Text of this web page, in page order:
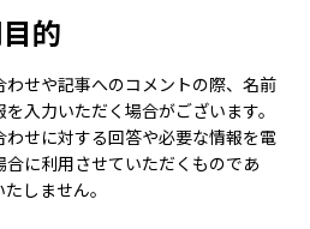
的
せや記事へのコメントの際、名前
入力いただく場合がございます。
せに対する回答や必要な情報を電
に利用させていただくものであ
しません。